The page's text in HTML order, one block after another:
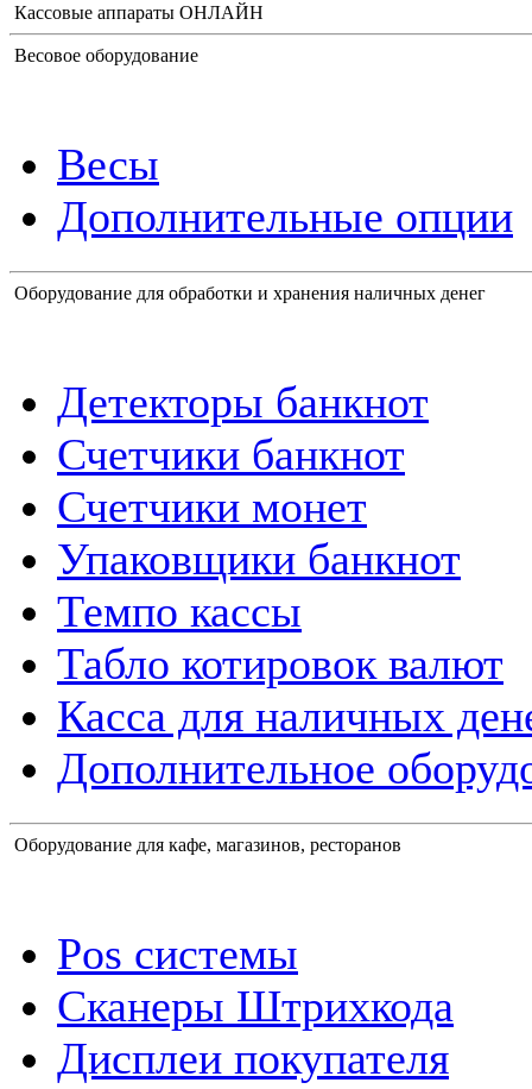
Кассовые аппараты ОНЛАЙН
Весовое оборудование
Весы
Дополнительные опции
Оборудование для обработки и хранения наличных денег
Детекторы банкнот
Счетчики банкнот
Счетчики монет
Упаковщики банкнот
Темпо кассы
Табло котировок валют
Касса для наличных
Дополнительное
Оборудование для кафе, магазинов, ресторанов
Pos системы
Сканеры Штрихкода
Дисплеи покупателя